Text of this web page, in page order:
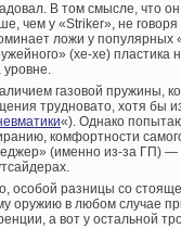
В том смысле, что он
чем у «Striker», не
ложи у
(хе-хе)
уровне.
газовой пружины,
трудновато, хотя бы
«). Однако
комфортности
(именно из-за ГП)
особой разницы со
оружию в любом случае
а вот у остальной